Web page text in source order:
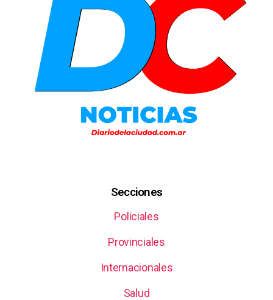
Secciones
Policiales
Provinciales
Internacionales
Salud